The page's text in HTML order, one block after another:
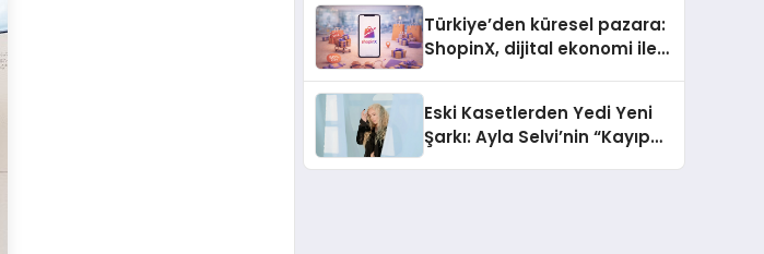
Türkiye’den küresel pazara:
ShopinX, dijital ekonomi ile
Eski Kasetlerden Yedi Yeni
Şarkı: Ayla Selvi’nin “Kayıp